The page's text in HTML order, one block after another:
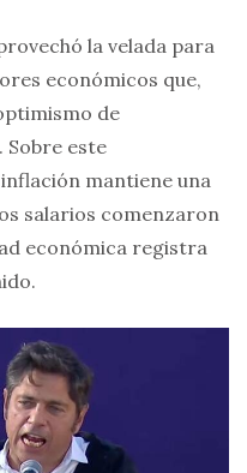
la velada para
económicos que,
de
. Sobre este
mantiene una
salarios comenzaron
económica registra